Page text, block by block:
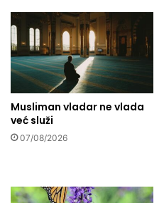
a
d
j
e
c
s
u
u
e
u
n
a
b
e
z
a
z
l
p
Musliman vladar ne vlada
već služi
07/08/2026